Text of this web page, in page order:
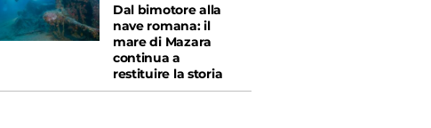
Dal bimotore alla
nave romana: il
mare di Mazara
continua a
restituire la storia